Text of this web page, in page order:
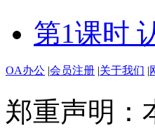
第1课时
OA办公 |会员注册 |关于我们 |
郑重声明：